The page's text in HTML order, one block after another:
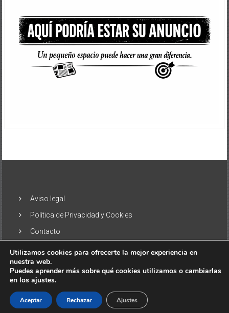
Aviso legal
Política de Privacidad y Cookies
Contacto
Copyright © 2026
los derechos reservados. Tema:
ColorNews
Funciona gracias aWordPress
Utilizamos cookies para ofrecerte la mejor experiencia en
nuestra web.
Puedes aprender más sobre qué cookies utilizamos o cambiarlas
en los ajustes.
Aceptar Rechazar Ajustes